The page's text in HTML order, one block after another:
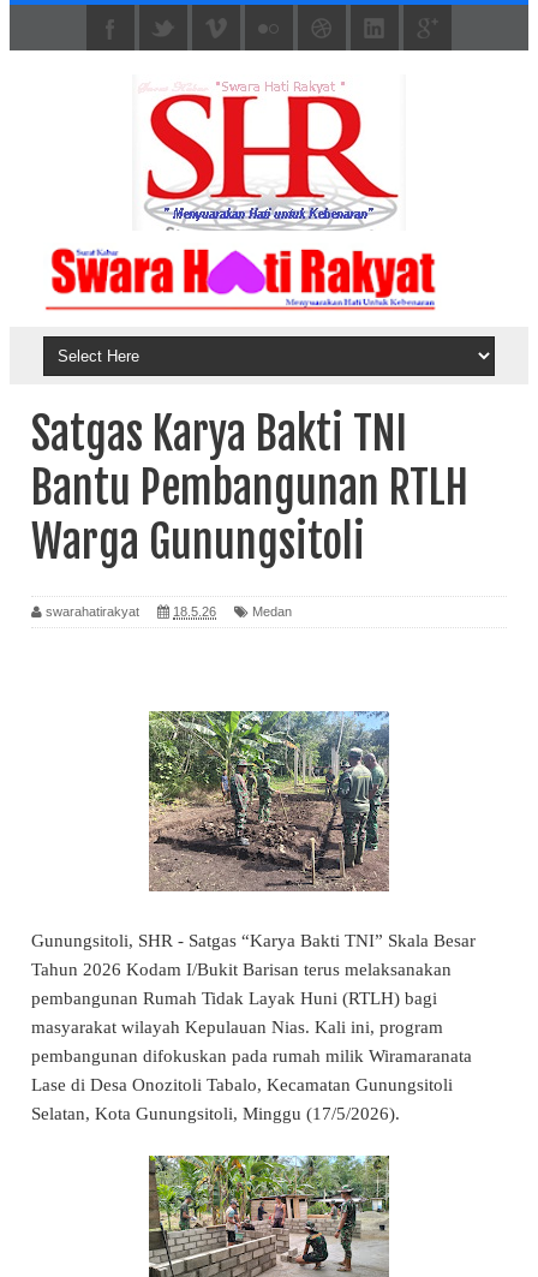
Satgas Karya Bakti TNI
Bantu Pembangunan RTLH
Warga Gunungsitoli
swarahatirakyat 18.5.26 Medan
Gunungsitoli, SHR - Satgas “Karya Bakti TNI” Skala Besar
Tahun 2026 Kodam I/Bukit Barisan terus melaksanakan
pembangunan Rumah Tidak Layak Huni (RTLH) bagi
masyarakat wilayah Kepulauan Nias. Kali ini, program
pembangunan difokuskan pada rumah milik Wiramaranata
Lase di Desa Onozitoli Tabalo, Kecamatan Gunungsitoli
Selatan, Kota Gunungsitoli, Minggu (17/5/2026).